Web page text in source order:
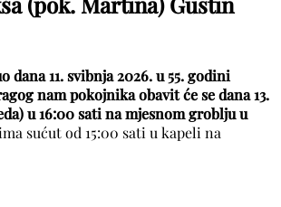
dana 11. svibnja 2026. u 55. godini
nam pokojnika obavit će se dana 13.
u 16:00 sati na mjesnom groblju u
sućut od 15:00 sati u kapeli na